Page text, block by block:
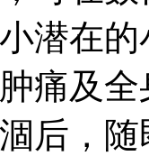
潜在
痛及
后，